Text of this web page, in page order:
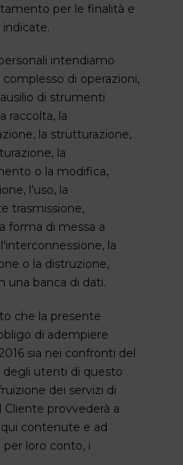
per le finalità e
intendiamo
di operazioni,
di strumenti
raccolta, la
la strutturazione,
la
o la modifica,
l’uso, la
trasmissione,
forma di messa a
la
o la distruzione,
una banca di dati.
che la presente
di adempiere
sia nei confronti del
utenti di questo
dei servizi di
Cliente provvederà a
contenute e ad
per loro conto, i